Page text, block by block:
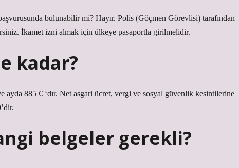
bulunabilir mi? Hayır. Polis (Göçmen Görevlisi) tarafından
İkamet izni almak için ülkeye pasaportla girilmelidir.
kadar?
ayda 885 € ‘dır. Net asgari ücret, vergi ve sosyal güvenlik kesintilerine
belgeler gerekli?